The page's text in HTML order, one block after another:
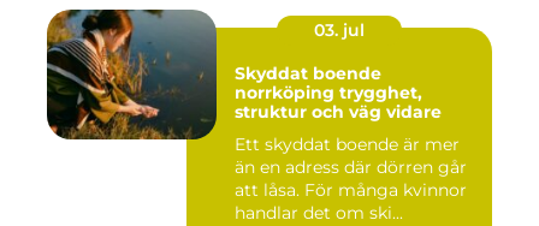
03. jul
Skyddat boende
norrköping trygghet,
struktur och väg vidare
Ett skyddat boende är mer
än en adress där dörren går
att låsa. För många kvinnor
handlar det om ski...